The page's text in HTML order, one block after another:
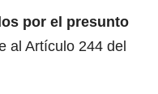
por el presunto
al Artículo 244 del